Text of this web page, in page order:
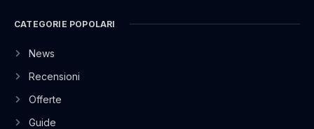
CATEGORIE POPOLARI
News
Recensioni
Offerte
Guide